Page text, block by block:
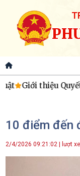
34/2026/QĐ-
10 điểm đến
2/4/2026 09:21:02 | lượt